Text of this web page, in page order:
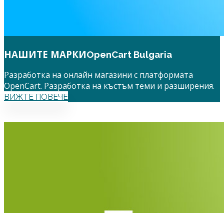
НАШИТЕ МАРКИOpenCart Bulgaria
Разработка на онлайн магазини с платформата
OpenCart. Разработка на къстъм теми и разширения.
ВИЖТЕ ПОВЕЧЕ